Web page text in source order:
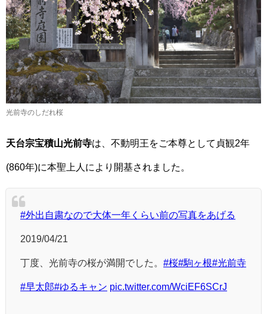
光前寺のしだれ桜
天台宗宝積山光前寺は、不動明王をご本尊として貞観2年
(860年)に本聖上人により開基されました。
#外出自粛なので大体一年くらい前の写真をあげる
2019/04/21
丁度、光前寺の桜が満開でした。 #桜#駒ヶ根#光前寺
#早太郎#ゆるキャン pic.twitter.com/WciEF6SCrJ